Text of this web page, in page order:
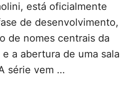
está oficialmente
de desenvolvimento,
de nomes centrais da
a abertura de uma sala
série vem …